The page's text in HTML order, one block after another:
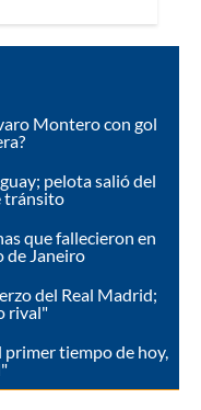
Montero con gol
pelota salió del
tránsito
que fallecieron en
de Janeiro
del Real Madrid;
rival"
primer tiempo de hoy,